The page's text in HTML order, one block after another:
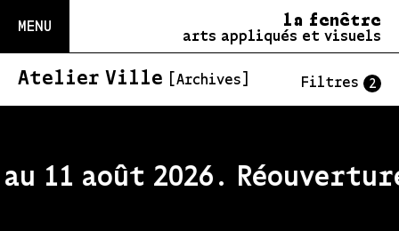
MENU la fenêtre
arts appliqués et visuels
Atelier Ville [Archives] Filtres 2
11 août 2026.